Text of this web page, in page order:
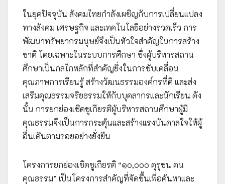
ในยุคปัจจุบัน สังคมไทยกำลังเผชิญกับการเปลี่ยนแปลง
ทางสังคม เศรษฐกิจ และเทคโนโลยีอย่างรวดเร็ว การ
พัฒนาทรัพยากรมนุษย์จึงเป็นหัวใจสำคัญในการสร้าง
ชาติ โดยเฉพาะในระบบการศึกษา ซึ่งผู้บริหารสถาน
ศึกษาเป็นกลไกหลักที่สำคัญยิ่งในการขับเคลื่อน
คุณภาพการเรียนรู้ สร้างวัฒนธรรมองค์กรที่ดี และส่ง
เสริมคุณธรรมจริยธรรมให้กับบุคลากรและนักเรียน ดัง
นั้น การยกย่องเชิดชูเกียรติผู้บริหารสถานศึกษาผู้มี
คุณธรรมจึงเป็นการกระตุ้นและสร้างแรงบันดาลใจให้ผู้
อื่นเดินตามรอยอย่างยั่งยืน
โครงการยกย่องเชิดชูเกียรติ “๑๐,๐๐๐ คุรุชน คน
คุณธรรม” เป็นโครงการสำคัญที่จัดขึ้นเพื่อค้นหาและ